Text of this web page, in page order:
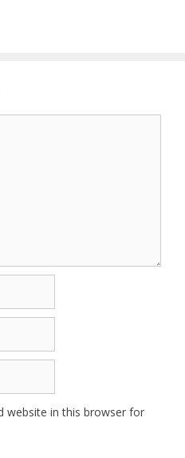
website in this browser for